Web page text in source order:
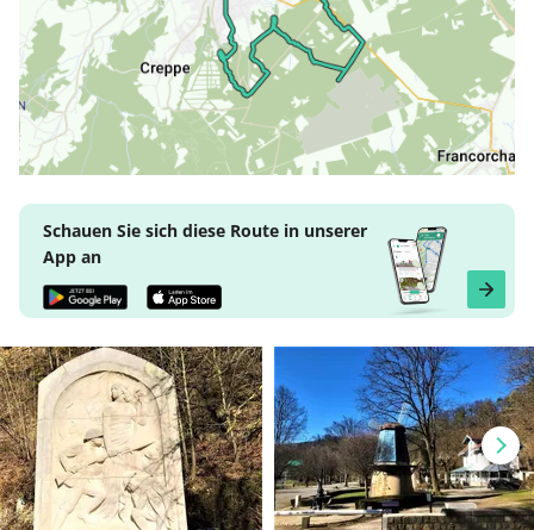
Schauen Sie sich diese Route in unserer
App an